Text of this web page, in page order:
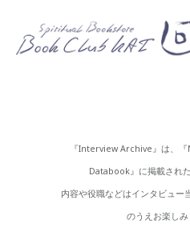
『Interview Archive』は、
Databook』に掲載され
内容や役職などはインタビュー
のうえお楽しみ